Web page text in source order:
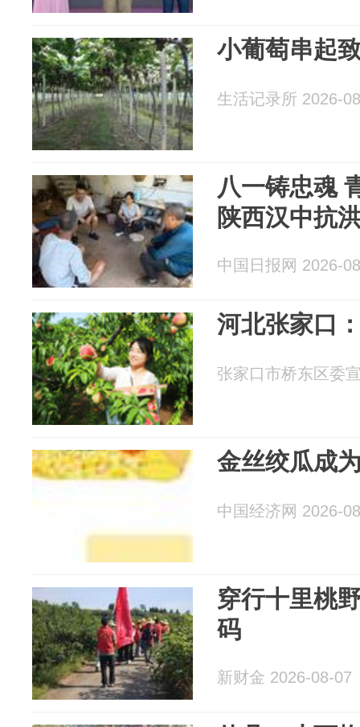
小葡萄串起
生活记录所 2026-
八一铸忠魂
陕西汉中抗
中国日报网 2026-
张家口市桥东区委
金丝绞瓜成
中国经济网 2026-
穿行十里桃
码
新财金 2026-08-07